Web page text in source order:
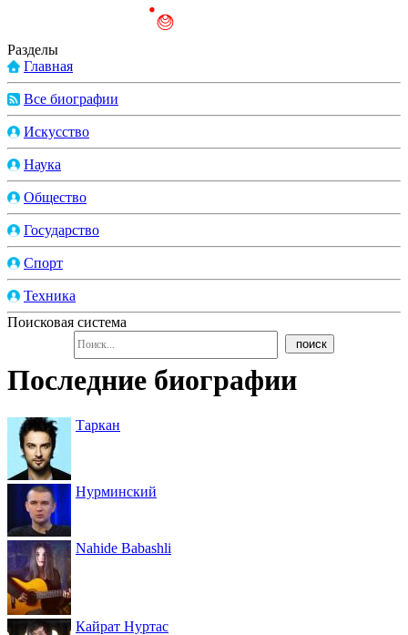
Разделы
Главная
Все биографии
Искусство
Наука
Общество
Государство
Спорт
Техника
Поисковая система
Последние биографии
Таркан
Нурминский
Nahide Babashli
Кайрат Нуртас